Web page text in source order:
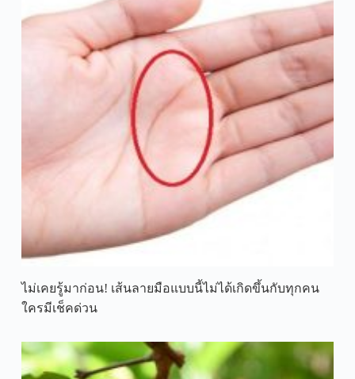
ไม่เคยรู้มาก่อน! เส้นลายมือแบบนี้ไม่ได้เกิดขึ้นกับทุกคน
ใครมีเช็คด่วน